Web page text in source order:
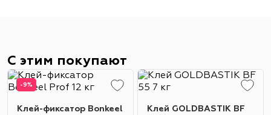
С этим покупают
-9%
Клей-фиксатор Bonkeel
Клей GOLDBASTIK BF